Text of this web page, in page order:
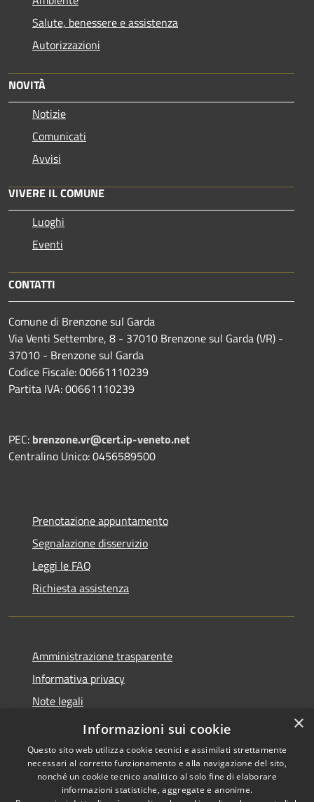
Salute, benessere e assistenza
Autorizzazioni
NOVITÀ
Notizie
Comunicati
Avvisi
VIVERE IL COMUNE
Luoghi
Eventi
CONTATTI
Comune di Brenzone sul Garda
Via Venti Settembre, 8 - 37010 Brenzone sul Garda (VR) -
37010 - Brenzone sul Garda
Codice Fiscale: 00661110239
Partita IVA: 00661110239
PEC: brenzone.vr@cert.ip-veneto.net
Centralino Unico: 0456589500
Prenotazione appuntamento
Segnalazione disservizio
Leggi le FAQ
Richiesta assistenza
Amministrazione trasparente
Informativa privacy
Note legali
Dichiarazione di accessibilità
Copyright © 2026 • Comune di
×
Informazioni sui cookie
Questo sito web utilizza cookie tecnici e assimilati strettamente
necessari al corretto funzionamento e alla navigazione del sito,
nonché un cookie tecnico analitico al solo fine di elaborare
informazioni statistiche, aggregate e anonime.